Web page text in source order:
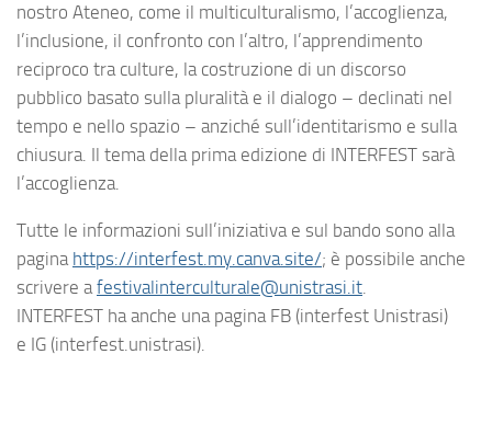
nostro Ateneo, come il multiculturalismo, l’accoglienza,
l’inclusione, il confronto con l’altro, l’apprendimento
reciproco tra culture, la costruzione di un discorso
pubblico basato sulla pluralità e il dialogo – declinati nel
tempo e nello spazio – anziché sull’identitarismo e sulla
chiusura. Il tema della prima edizione di INTERFEST sarà
l’accoglienza.
Tutte le informazioni sull’iniziativa e sul bando sono alla
pagina https://interfest.my.canva.site/; è possibile anche
scrivere afestivalinterculturale@unistrasi.it.
INTERFEST ha anche una pagina FB (interfest Unistrasi)
e IG (interfest.unistrasi).